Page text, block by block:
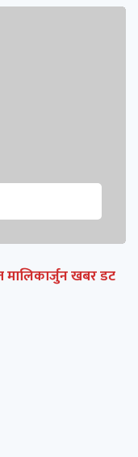
मालिकार्जुन खबर डट